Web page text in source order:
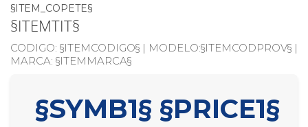
§ITEM_COPETE§
§ITEMTIT§
CODIGO: §ITEMCODIGO§ | MODELO:§ITEMCODPROV§ |
MARCA: §ITEMMARCA§
§SYMB1§ §PRICE1§